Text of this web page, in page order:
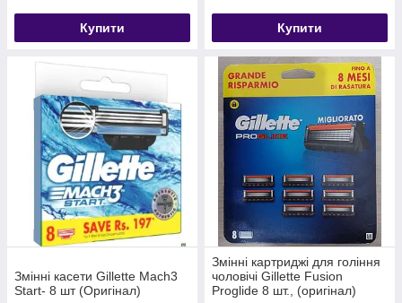
Купити Купити
Змінні касети Gillette Mach3
Start- 8 шт (Оригінал)
Змінні картриджі для гоління
чоловічі Gillette Fusion
Proglide 8 шт., (оригінал)